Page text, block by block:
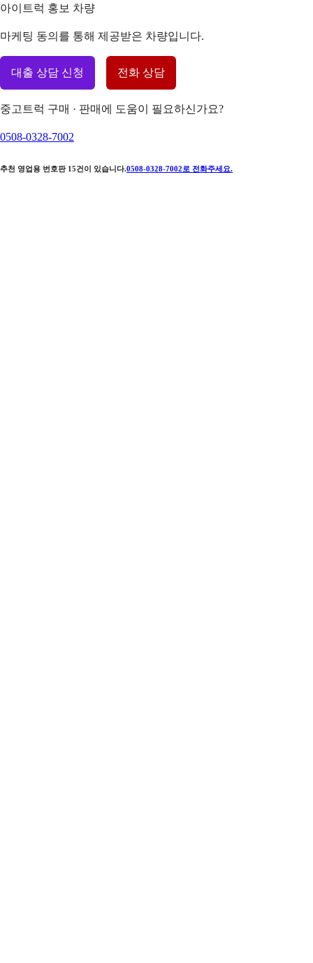
아이트럭 홍보 차량
마케팅 동의를 통해 제공받은 차량입니다.
대출 상담 신청 전화 상담
중고트럭 구매 · 판매에 도움이 필요하신가요?
0508-0328-7002
추천 영업용 번호판 15건이 있습니다.0508-0328-7002 로 전화주세요.